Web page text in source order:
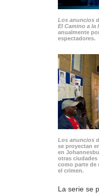
Los anuncios
El Camino a la
anualmente
espectadores.
Los anuncios
se proyectan
en
otras ciudades
como parte de
el crimen.
La serie se